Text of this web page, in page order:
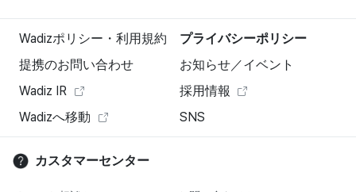
Wadizポリシー・利用規約
プライバシーポリシー
提携のお問い合わせ
お知らせ／イベント
Wadiz IR
採用情報
Wadizへ移動
SNS
カスタマーセンター